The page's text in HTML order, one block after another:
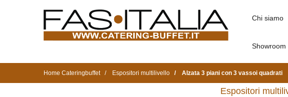
Chi siamo
Showroom
Home Cateringbuffet Espositori multilivello Alzata 3 piani con 3 vassoi quadrati
Espositori